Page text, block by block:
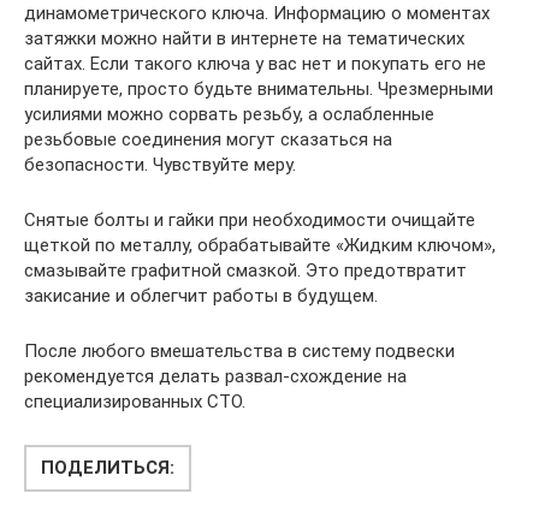
динамометрического ключа. Информацию о моментах
затяжки можно найти в интернете на тематических
сайтах. Если такого ключа у вас нет и покупать его не
планируете, просто будьте внимательны. Чрезмерными
усилиями можно сорвать резьбу, а ослабленные
резьбовые соединения могут сказаться на
безопасности. Чувствуйте меру.
Снятые болты и гайки при необходимости очищайте
щеткой по металлу, обрабатывайте «Жидким ключом»,
смазывайте графитной смазкой. Это предотвратит
закисание и облегчит работы в будущем.
После любого вмешательства в систему подвески
рекомендуется делать развал-схождение на
специализированных СТО.
ПОДЕЛИТЬСЯ: